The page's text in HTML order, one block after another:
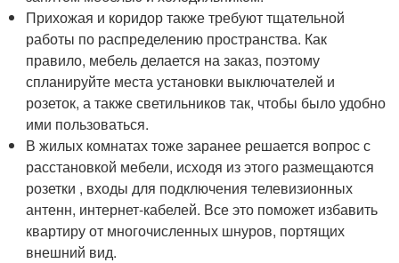
Прихожая и коридор также требуют тщательной
работы по распределению пространства. Как
правило, мебель делается на заказ, поэтому
спланируйте места установки выключателей и
розеток, а также светильников так, чтобы было удобно
ими пользоваться.
В жилых комнатах тоже заранее решается вопрос с
расстановкой мебели, исходя из этого размещаются
розетки , входы для подключения телевизионных
антенн, интернет-кабелей. Все это поможет избавить
квартиру от многочисленных шнуров, портящих
внешний вид.